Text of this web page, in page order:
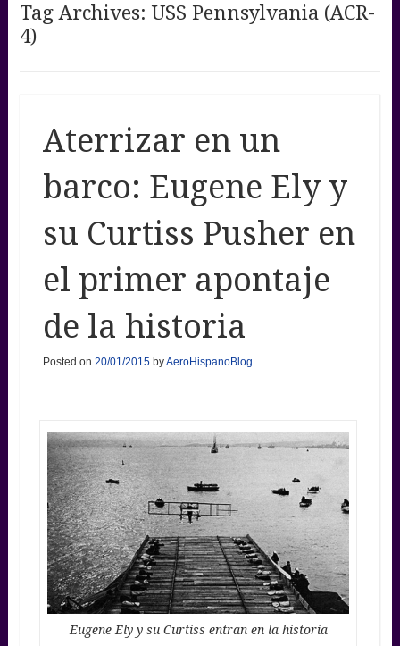
Tag Archives: USS Pennsylvania (ACR-
4)
Aterrizar en un
barco: Eugene Ely y
su Curtiss Pusher en
el primer apontaje
de la historia
Posted on 20/01/2015byAeroHispanoBlog
Eugene Ely y su Curtiss entran en la historia